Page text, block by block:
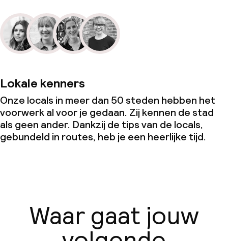
Borg bij aankomst
Overal rookvrij
Lokale kenners
Onze locals in meer dan 50 steden hebben het
voorwerk al voor je gedaan. Zij kennen de stad
als geen ander. Dankzij de tips van de locals,
gebundeld in routes, heb je een heerlijke tijd.
Waar gaat jouw